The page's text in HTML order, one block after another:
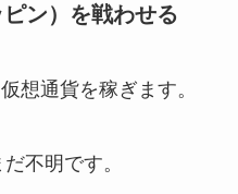
ン）を戦わせる
想通貨を稼ぎます。
不明です。